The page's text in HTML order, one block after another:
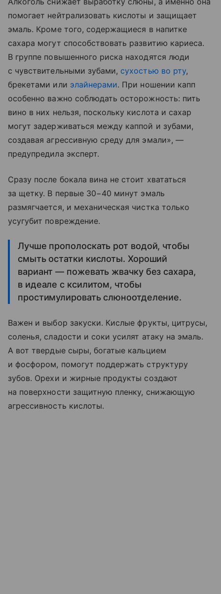
помогает нейтрализовать кислоты и защищает
эмаль. Кроме того, содержащиеся в напитке
сахара могут способствовать развитию кариеса.
В группе повышенного риска находятся люди
с чувствительными зубами, сухостью во рту,
брекетами или элайнерами. При ношении капп
особенно важно соблюдать осторожность: пить
вино в них нельзя, поскольку кислота и сахар
могут задерживаться между каппой и зубами,
создавая агрессивную среду для эмали», —
предупредила эксперт.
Сразу после бокала вина не стоит хвататься
за щетку. В первые 30−40 минут эмаль
размягчается, и механическая чистка только
усугубит повреждение.
Лучше прополоскать рот водой, чтобы
смыть остатки кислоты. Хороший
вариант — пожевать жвачку без сахара,
в идеале с ксилитом, чтобы
простимулировать слюноотделение.
Важен и выбор закуски. Кислые фрукты, цитрусы,
соленья, сладости и соки усилят атаку на эмаль.
А вот твердые сыры, богатые кальцием
и фосфором, помогут поддержать структуру
зубов. Орехи и жирные продукты создают
на поверхности защитную пленку, снижающую
агрессивность кислоты.